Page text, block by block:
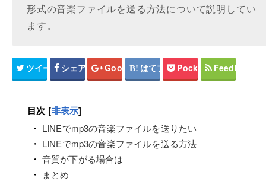
形式の音楽ファイルを送る方法について説明してい
ます。
ツイート シェア Google+ はてブ Pocket Feedly
目次 [非表示]
LINEでmp3の音楽ファイルを送りたい
LINEでmp3の音楽ファイルを送る方法
音質が下がる場合は
まとめ